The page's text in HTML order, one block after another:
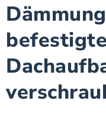
befestigte